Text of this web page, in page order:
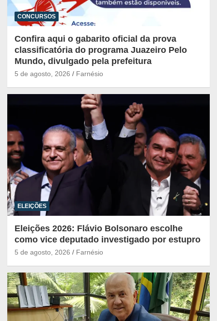
CONCURSOS
Confira aqui o gabarito oficial da prova
classificatória do programa Juazeiro Pelo
Mundo, divulgado pela prefeitura
5 de agosto, 2026 Farnésio
ELEIÇÕES
Eleições 2026: Flávio Bolsonaro escolhe
como vice deputado investigado por estupro
5 de agosto, 2026 Farnésio